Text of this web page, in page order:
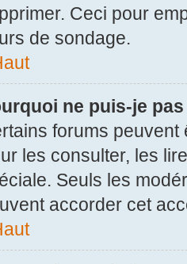
Ceci pour
de sondage.
ne puis-je
forums
les consulter, les
Seuls les
accorder cet